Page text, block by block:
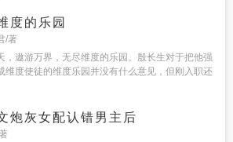
度的乐园
/著
，遨游万界，无尽维度的乐园。殷长生对于把他强
维度使徒的维度乐园并没有什么意见，但刚入职还
炮灰女配认错男主后